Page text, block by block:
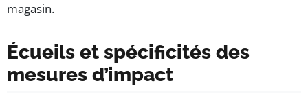
magasin.
Écueils et spécificités des
mesures d’impact